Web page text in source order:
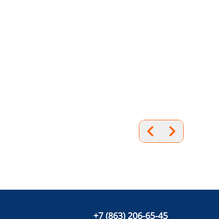
+7 (863) 206-65-45